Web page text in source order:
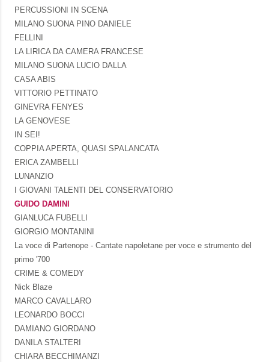
PERCUSSIONI IN SCENA
MILANO SUONA PINO DANIELE
FELLINI
LA LIRICA DA CAMERA FRANCESE
MILANO SUONA LUCIO DALLA
CASA ABIS
VITTORIO PETTINATO
GINEVRA FENYES
LA GENOVESE
IN SEI!
COPPIA APERTA, QUASI SPALANCATA
ERICA ZAMBELLI
LUNANZIO
I GIOVANI TALENTI DEL CONSERVATORIO
GUIDO DAMINI
GIANLUCA FUBELLI
GIORGIO MONTANINI
La voce di Partenope - Cantate napoletane per voce e strumento del
primo '700
CRIME & COMEDY
Nick Blaze
MARCO CAVALLARO
LEONARDO BOCCI
DAMIANO GIORDANO
DANILA STALTERI
CHIARA BECCHIMANZI